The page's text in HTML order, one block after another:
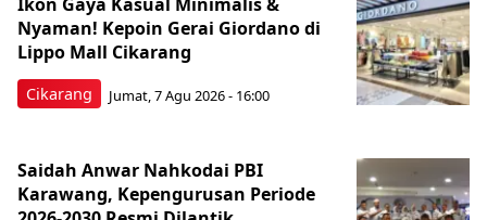
Cikarang
Nyaman! Kepoin Gerai Giordano di
Lippo Mall Cikarang
Jumat, 7 Agu 2026 - 16:00
Saidah Anwar Nahkodai PBI
Karawang, Kepengurusan Periode